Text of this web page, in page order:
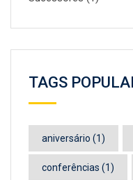
TAGS
aniversário (1)
conferências (1)